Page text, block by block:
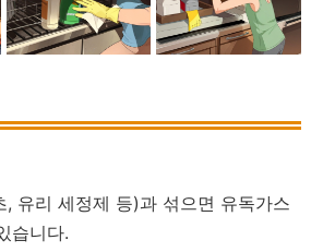
, 유리 세정제 등)과 섞으면 유독가스
습니다.